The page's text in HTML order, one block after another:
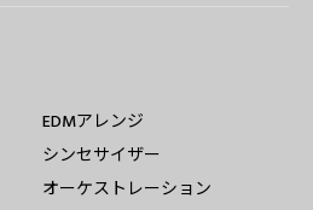
EDMアレンジ
シンセサイザー
オーケストレーション